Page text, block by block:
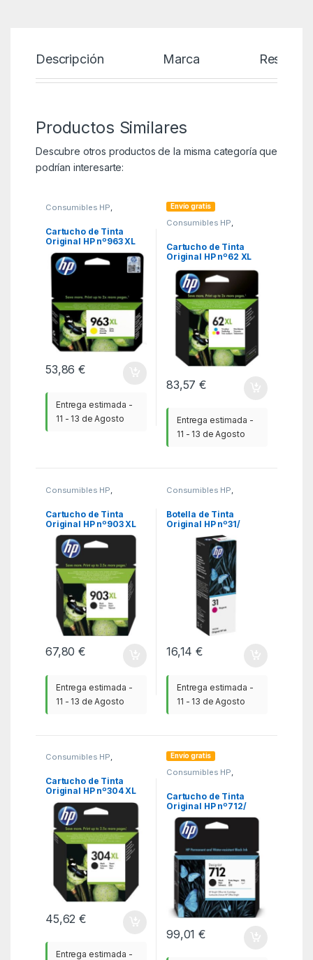
Descripción Marca Reseñas
Productos Similares
Descubre otros productos de la misma categoría que
podrían interesarte:
Consumibles HP,
Cartucho de Tinta
Original HP nº963 XL
Alta Capacidad/
Amarillo
53,86€
Entrega estimada -
11 - 13 de Agosto
Envío gratis
Consumibles HP,
Cartucho de Tinta
Original HP nº62 XL
Tricolor
83,57€
Entrega estimada -
11 - 13 de Agosto
Consumibles HP
Consumibles Originales
Cartucho de Tinta
Original HP nº903 XL
Alta Capacidad/ Negro
67,80€
Entrega estimada -
11 - 13 de Agosto
Consumibles HP
Consumibles Originales
Botella de Tinta
Original HP nº31/
16,14€
Entrega estimada -
11 - 13 de Agosto
Consumibles HP,
Cartucho de Tinta
Original HP nº304 XL
Alta Capacidad/ Negro
45,62€
Entrega estimada -
Envío gratis
Consumibles HP,
Cartucho de Tinta
Original HP nº712/
Negro
99,01€